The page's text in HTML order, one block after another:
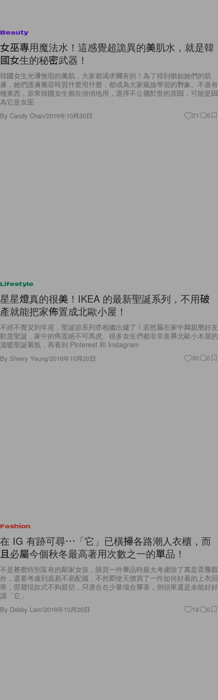
Beauty
女巫專用魔法水！這感覺超詭異的美肌水，就是韓
國女生的秘密武器！
韓國女生光滑無瑕的美肌，大家都渴求擁有的！為了得到猶如她們的肌
膚，她們護膚美容時買什麼用什麼，都成為大家瘋搶學習的對象。不過有
種東西，原來韓國女生都在俏俏地用，選擇不公諸於世的原因，可能是因
為它是女巫
By Candy Chan/2016年10月20日 21 0
Lifestyle
星星燈真的很美！IKEA 的最新聖誕系列，不用破
產就能把家佈置成北歐小屋！
不經不覺又到年尾，聖誕節系列亦相繼出爐了！若然留在家中與親朋好友
歡度聖誕，家中的佈置絕不可馬虎。很多女生們都非常羨慕北歐小木屋的
溫暖聖誕氣氛，再看到 Pinterest 和 Instagram
By Sherry Yeung/2016年10月20日 30 0
Fashion
在 IG 有跡可尋⋯「它」已橫掃各路潮人衣櫃，而
且必屬今個秋冬最高著用次數之一的單品！
不是甚麼特別富有的鄰家女孩，購買一件單品時最大考慮除了其是否雅觀
外，還要考慮到底易不易配襯，不然即使天價買了一件如何好看的上衣回
來，但發現款式不夠親切，只適合在少量場合穿著，倒頭來還是未能好好
讓「它」
By Debby Lam/2016年10月20日 18 0